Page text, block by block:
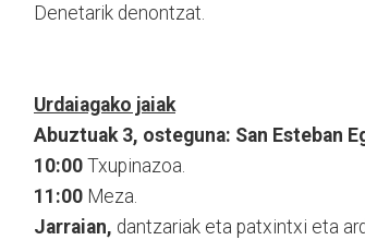
Denetarik denontzat.
Urdaiagako jaiak
Abuztuak 3, osteguna: San Esteban
10:00 Txupinazoa.
11:00 Meza.
Jarraian, dantzariak eta patxintxi eta